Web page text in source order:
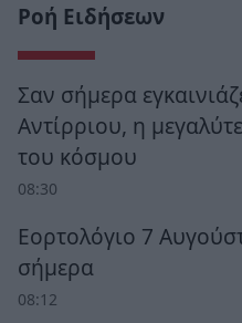
Ροή Ειδήσεων
Σαν σήμερα
Αντίρριου, η
του κόσμου
08:30
Εορτολόγιο 7
σήμερα
08:12